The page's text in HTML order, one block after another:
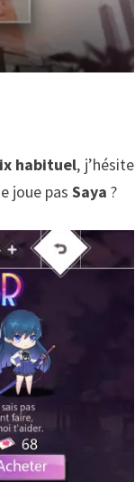
habituel, j’hésite
joue pasSaya?